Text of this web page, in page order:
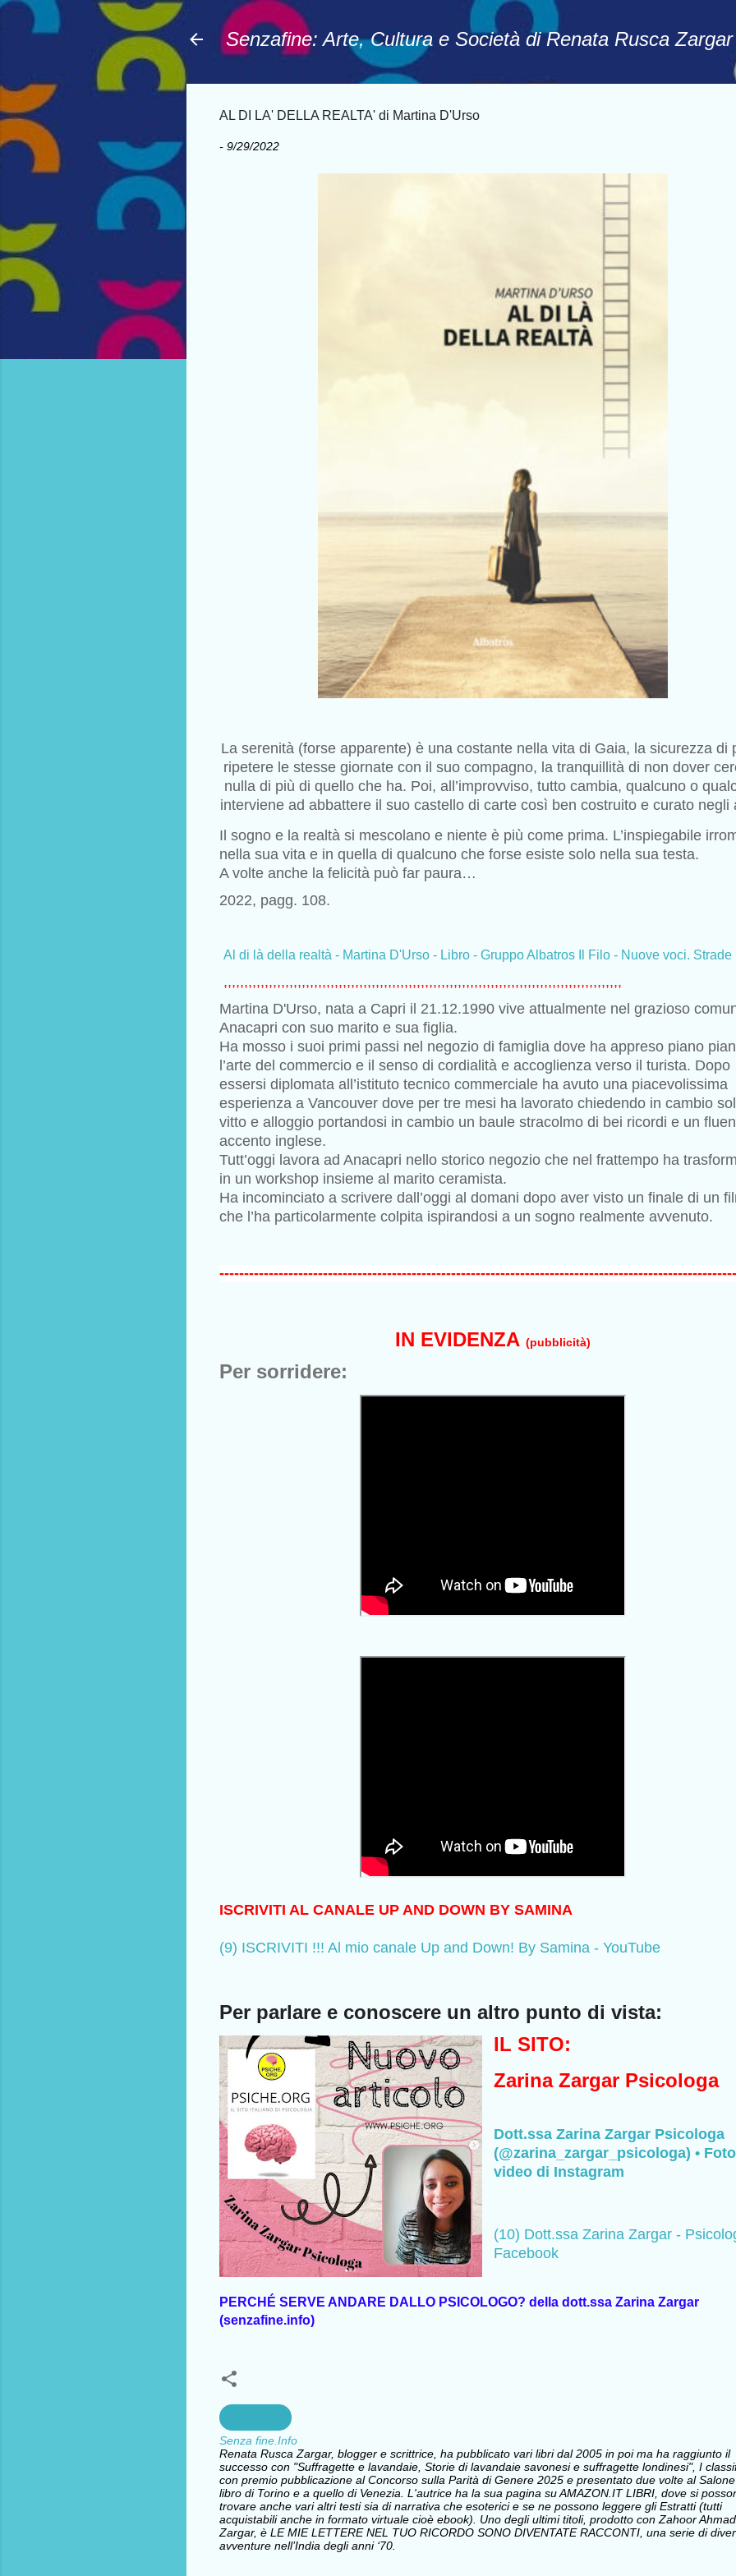
Senzafine: Arte, Cultura e Società di Renata Rusca Zargar
AL DI LA' DELLA REALTA' di Martina D'Urso
- 9/29/2022
La serenità (forse apparente) è una costante nella vita di Gaia, la sicurezza di
ripetere le stesse giornate con il suo compagno, la tranquillità di non dover
nulla di più di quello che ha. Poi, all’improvviso, tutto cambia, qualcuno o
interviene ad abbattere il suo castello di carte così ben costruito e curato negli
Il sogno e la realtà si mescolano e niente è più come prima. L’inspiegabile
nella sua vita e in quella di qualcuno che forse esiste solo nella sua testa.
A volte anche la felicità può far paura…
2022, pagg. 108.
Al di là della realtà - Martina D'Urso - Libro - Gruppo Albatros Il Filo - Nuove voci. Strade
,,,,,,,,,,,,,,,,,,,,,,,,,,,,,,,,,,,,,,,,,,,,,,,,,,,,,,,,,,,,,,,,,,,,,,,,,,,,,,,,,,,,,,,,,,,,,,,,,
Martina D'Urso, nata a Capri il 21.12.1990 vive attualmente nel grazioso
Anacapri con suo marito e sua figlia.
Ha mosso i suoi primi passi nel negozio di famiglia dove ha appreso piano
l’arte del commercio e il senso di cordialità e accoglienza verso il turista. Dopo
essersi diplomata all’istituto tecnico commerciale ha avuto una piacevolissima
esperienza a Vancouver dove per tre mesi ha lavorato chiedendo in cambio
vitto e alloggio portandosi in cambio un baule stracolmo di bei ricordi e un
accento inglese.
Tutt’oggi lavora ad Anacapri nello storico negozio che nel frattempo ha
in un workshop insieme al marito ceramista.
Ha incominciato a scrivere dall’oggi al domani dopo aver visto un finale di un
che l’ha particolarmente colpita ispirandosi a un sogno realmente avvenuto.
IN EVIDENZA (pubblicità)
Per sorridere:
ISCRIVITI AL CANALE UP AND DOWN BY SAMINA
(9) ISCRIVITI !!! Al mio canale Up and Down! By Samina - YouTube
Per parlare e conoscere un altro punto di vista:
IL SITO:
Zarina Zargar Psicologa
Dott.ssa Zarina Zargar Psicologa
(@zarina_zargar_psicologa) •
video di Instagram
(10) Dott.ssa Zarina Zargar -
Facebook
PERCHÉ SERVE ANDARE DALLO PSICOLOGO? della dott.ssa Zarina Zargar
(senzafine.info)
Senza fine.Info
Renata Rusca Zargar, blogger e scrittrice, ha pubblicato vari libri dal 2005 in poi ma ha raggiunto il
successo con "Suffragette e lavandaie, Storie di lavandaie savonesi e suffragette londinesi", I
con premio pubblicazione al Concorso sulla Parità di Genere 2025 e presentato due volte al
libro di Torino e a quello di Venezia. L'autrice ha la sua pagina su AMAZON.IT LIBRI, dove si
trovare anche vari altri testi sia di narrativa che esoterici e se ne possono leggere gli Estratti (tutti
acquistabili anche in formato virtuale cioè ebook). Uno degli ultimi titoli, prodotto con Zahoor Ahmad
Zargar, è LE MIE LETTERE NEL TUO RICORDO SONO DIVENTATE RACCONTI, una serie di
avventure nell’India degli anni ‘70.